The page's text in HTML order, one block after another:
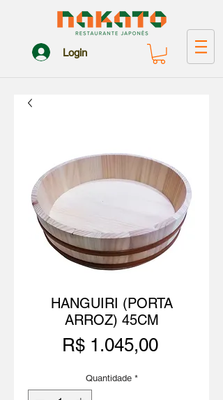
Login
HANGUIRI (PORTA
ARROZ) 45CM
R$ 1.045,00Preço
Quantidade *